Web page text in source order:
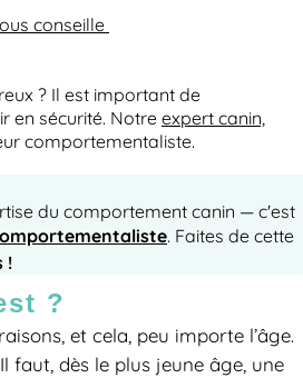
conseille
? Il est important de
en sécurité. Notreexpert canin,
comportementaliste.
du comportement canin — c'est
. Faites de cette
!
?
et cela, peu importe l’âge.
faut, dès le plus jeune âge, une